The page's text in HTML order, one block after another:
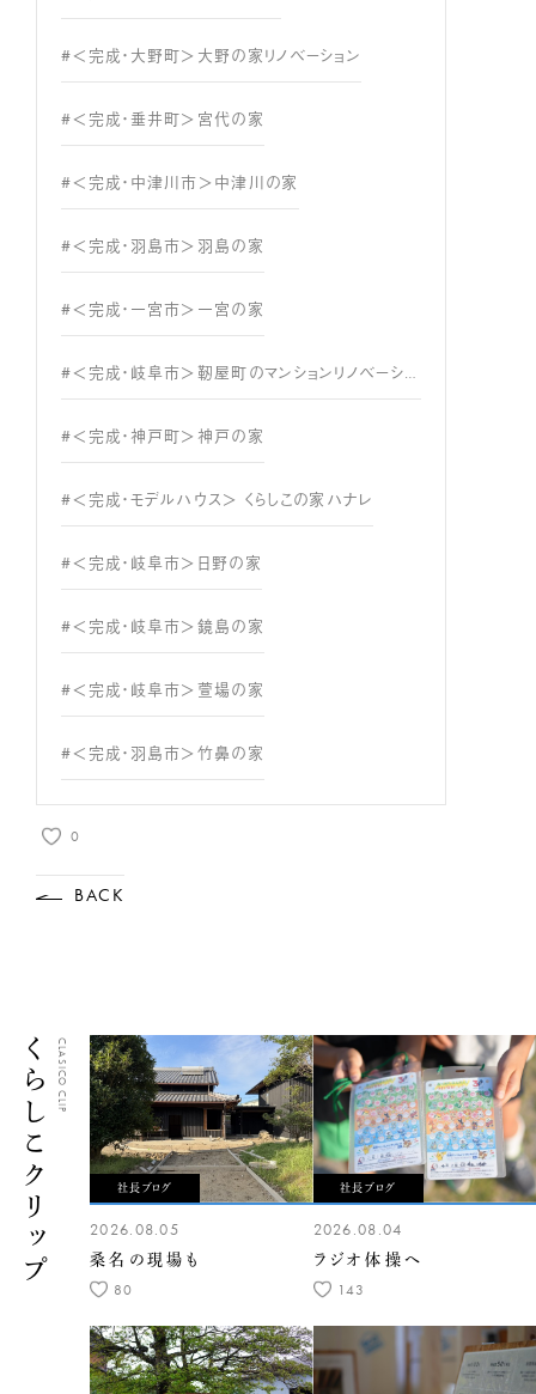
#＜完成・大野町＞大野の家リノベーション
#＜完成・垂井町＞宮代の家
#＜完成・中津川市＞中津川の家
#＜完成・羽島市＞羽島の家
#＜完成・一宮市＞一宮の家
#＜完成・岐阜市＞靭屋町のマンションリノベーション
#＜完成・神戸町＞神戸の家
#＜完成・モデルハウス＞ くらしこの家ハナレ
#＜完成・岐阜市＞日野の家
#＜完成・岐阜市＞鏡島の家
#＜完成・岐阜市＞萱場の家
#＜完成・羽島市＞竹鼻の家
0
BACK
くらしこクリップCLASICO CLIP
社長ブログ
2026.08.05
桑名の現場も
80
社長ブログ
2026.08.04
ラジオ体操へ
143